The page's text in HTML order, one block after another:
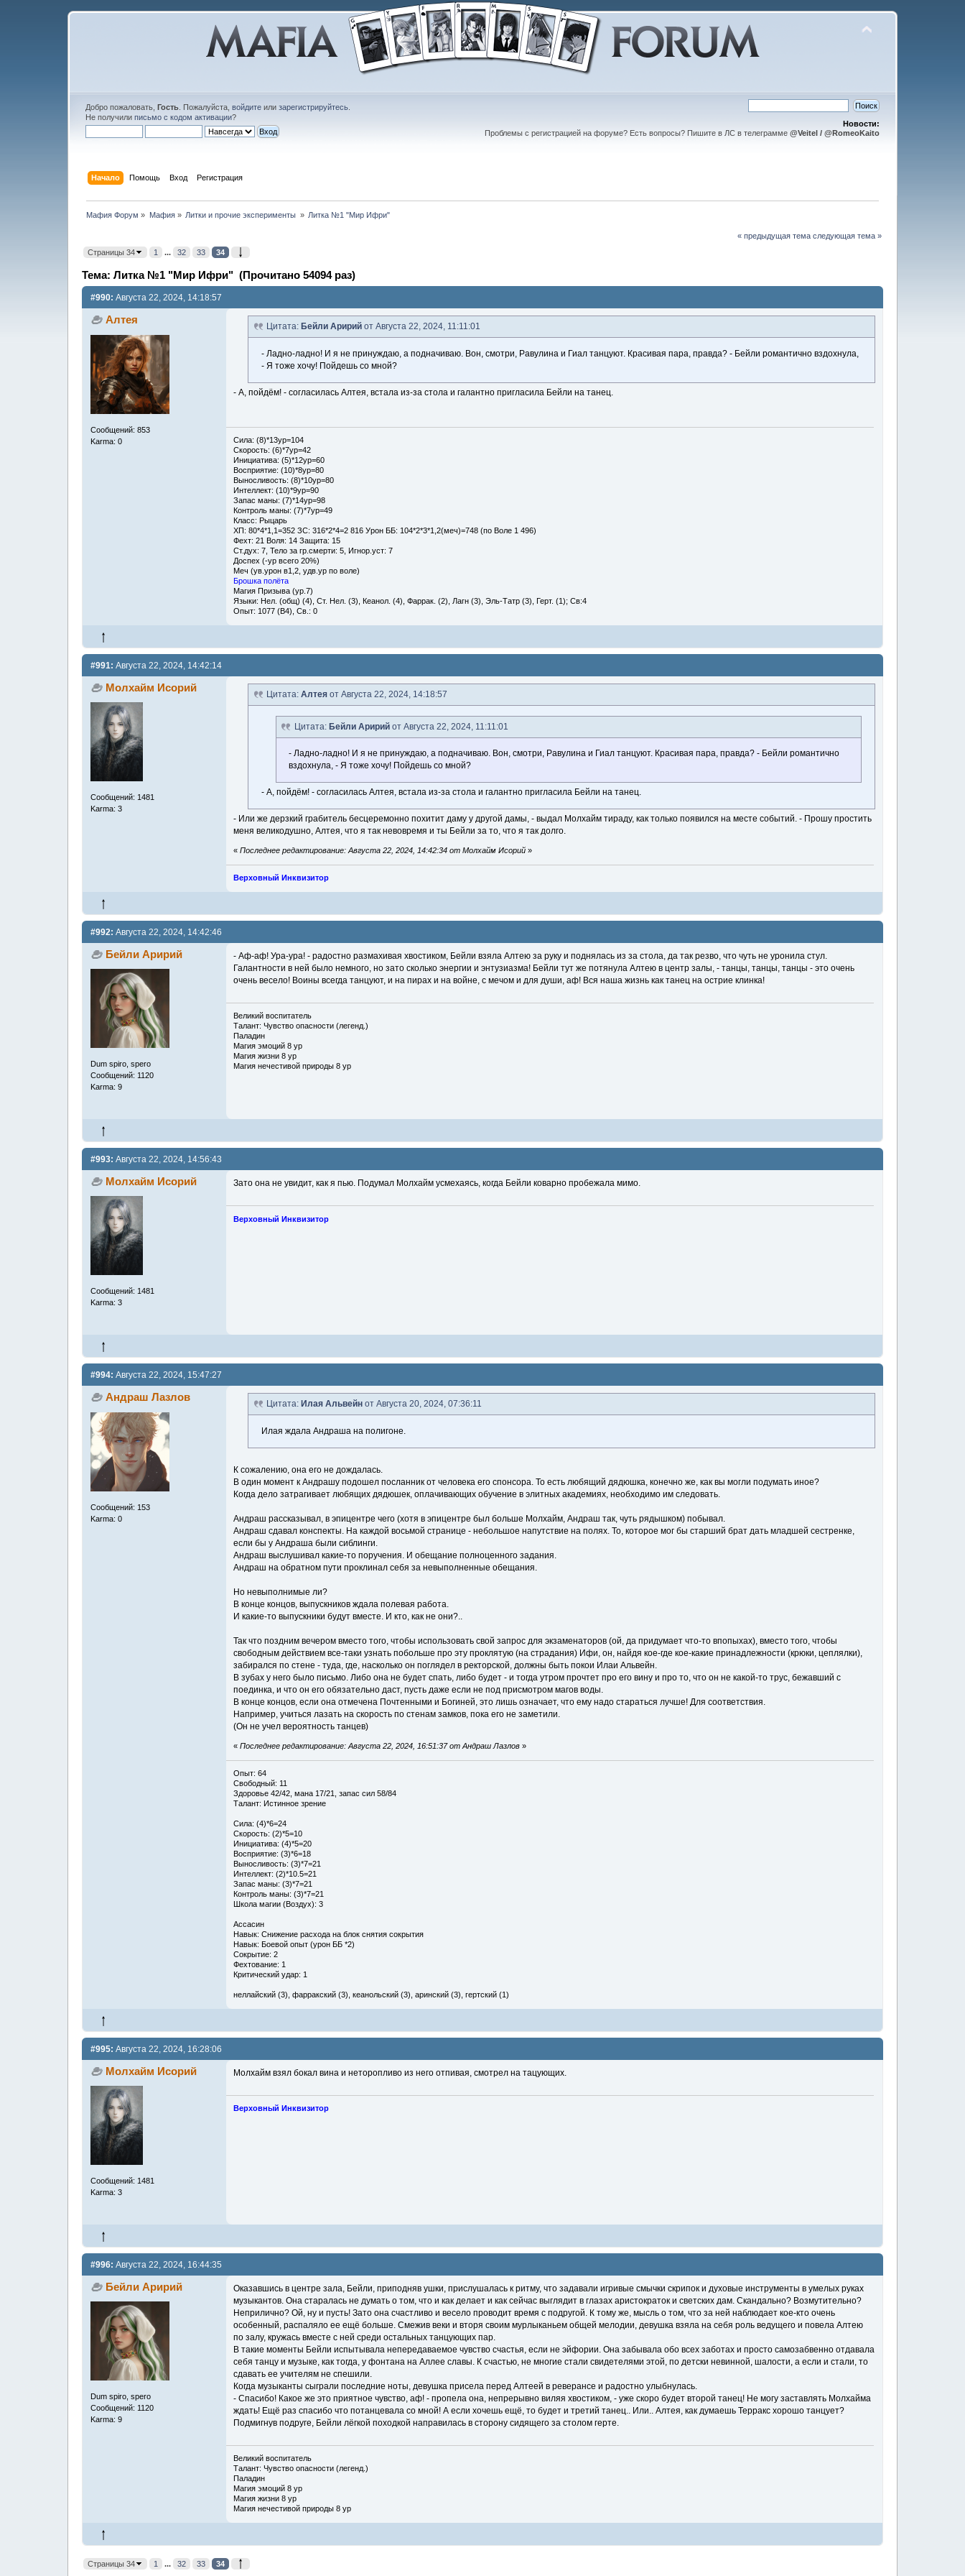
Добро пожаловать,Гость . Пожалуйста,войдите илизарегистрируйтесь
Не получилиписьмо с кодом активации?
Новости:
Проблемы с регистрацией на форуме? Есть вопросы? Пишите в ЛС в телеграмме @Veitel / @RomeoKaito
Начало Помощь Вход Регистрация
Мафия Форум » Мафия» Литки и прочие эксперименты » Литка №1 "Мир Ифри"
« предыдущая тема следующая тема »
Страницы 34
1 ... 32 33 34
Тема: Литка №1 "Мир Ифри" (Прочитано 54094 раз)
#990: Августа 22, 2024, 14:18:57
Алтея
Сообщений: 853
Karma: 0
Цитата: Бейли Аририй от Августа 22, 2024, 11:11:01
- Ладно-ладно! И я не принуждаю, а подначиваю. Вон, смотри, Равулина и Гиал танцуют. Красивая пара, правда? - Бейли романтично вздохнула,
- Я тоже хочу! Пойдешь со мной?
- А, пойдём! - согласилась Алтея, встала из-за стола и галантно пригласила Бейли на танец.
Сила: (8)*13ур=104
Скорость: (6)*7ур=42
Инициатива: (5)*12ур=60
Восприятие: (10)*8ур=80
Выносливость: (8)*10ур=80
Интеллект: (10)*9ур=90
Запас маны: (7)*14ур=98
Контроль маны: (7)*7ур=49
Класс: Рыцарь
ХП: 80*4*1,1=352 ЗС: 316*2*4=2 816 Урон ББ: 104*2*3*1,2(меч)=748 (по Воле 1 496)
Фехт: 21 Воля: 14 Защита: 15
Ст.дух: 7, Тело за гр.смерти: 5, Игнор.уст: 7
Доспех (-ур всего 20%)
Меч (ув.урон в1,2, удв.ур по воле)
Брошка полёта
Магия Призыва (ур.7)
Языки: Нел. (общ) (4), Ст. Нел. (3), Кеанол. (4), Фаррак. (2), Лагн (3), Эль-Татр (3), Герт. (1); Св:4
Опыт: 1077 (В4), Св.: 0
#991: Августа 22, 2024, 14:42:14
Молхайм Исорий
Сообщений: 1481
Karma: 3
Цитата:Алтея от Августа 22, 2024, 14:18:57
Цитата: Бейли Аририйот Августа 22, 2024, 11:11:01
- Ладно-ладно! И я не принуждаю, а подначиваю. Вон, смотри, Равулина и Гиал танцуют. Красивая пара, правда? - Бейли романтично
вздохнула, - Я тоже хочу! Пойдешь со мной?
- А, пойдём! - согласилась Алтея, встала из-за стола и галантно пригласила Бейли на танец.
- Или же дерзкий грабитель бесцеремонно похитит даму у другой дамы, - выдал Молхайм тираду, как только появился на месте событий. - Прошу простить
меня великодушно, Алтея, что я так невовремя и ты Бейли за то, что я так долго.
«Последнее редактирование: Августа 22, 2024, 14:42:34 от Молхайм Исорий »
Верховный Инквизитор
#992: Августа 22, 2024, 14:42:46
Бейли Аририй
Dum spiro, spero
Сообщений: 1120
Karma: 9
- Аф-аф! Ура-ура! - радостно размахивая хвостиком, Бейли взяла Алтею за руку и поднялась из за стола, да так резво, что чуть не уронила стул.
Галантности в ней было немного, но зато сколько энергии и энтузиазма! Бейли тут же потянула Алтею в центр залы, - танцы, танцы, танцы - это очень
очень весело! Воины всегда танцуют, и на пирах и на войне, с мечом и для души, аф! Вся наша жизнь как танец на острие клинка!
Великий воспитатель
Талант: Чувство опасности (легенд.)
Паладин
Магия эмоций 8 ур
Магия жизни 8 ур
Магия нечестивой природы 8 ур
#993: Августа 22, 2024, 14:56:43
Молхайм Исорий
Сообщений: 1481
Karma: 3
Зато она не увидит, как я пью. Подумал Молхайм усмехаясь, когда Бейли коварно пробежала мимо.
Верховный Инквизитор
#994: Августа 22, 2024, 15:47:27
Андраш Лазлов
Сообщений: 153
Karma: 0
Цитата: Илая Альвейн от Августа 20, 2024, 07:36:11
Илая ждала Андраша на полигоне.
К сожалению, она его не дождалась.
В один момент к Андрашу подошел посланник от человека его спонсора. То есть любящий дядюшка, конечно же, как вы могли подумать иное?
Когда дело затрагивает любящих дядюшек, оплачивающих обучение в элитных академиях, необходимо им следовать.
Андраш рассказывал, в эпицентре чего (хотя в эпицентре был больше Молхайм, Андраш так, чуть рядышком) побывал.
Андраш сдавал конспекты. На каждой восьмой странице - небольшое напутствие на полях. То, которое мог бы старший брат дать младшей сестренке,
если бы у Андраша были сиблинги.
Андраш выслушивал какие-то поручения. И обещание полноценного задания.
Андраш на обратном пути проклинал себя за невыполненные обещания.
Но невыполнимые ли?
В конце концов, выпускников ждала полевая работа.
И какие-то выпускники будут вместе. И кто, как не они?..
Так что поздним вечером вместо того, чтобы использовать свой запрос для экзаменаторов (ой, да придумает что-то впопыхах), вместо того, чтобы
свободным действием все-таки узнать побольше про эту проклятую (на страдания) Ифи, он, найдя кое-где кое-какие принадлежности (крюки, цеплялки),
забирался по стене - туда, где, насколько он поглядел в ректорской, должны быть покои Илаи Альвейн.
В зубах у него было письмо. Либо она не будет спать, либо будет - и тогда утром прочтет про его вину и про то, что он не какой-то трус, бежавший с
поединка, и что он его обязательно даст, пусть даже если не под присмотром магов воды.
В конце концов, если она отмечена Почтенными и Богиней, это лишь означает, что ему надо стараться лучше! Для соответствия.
Например, учиться лазать на скорость по стенам замков, пока его не заметили.
(Он не учел вероятность танцев)
«Последнее редактирование: Августа 22, 2024, 16:51:37 от Андраш Лазлов »
Опыт: 64
Свободный: 11
Здоровье 42/42, мана 17/21, запас сил 58/84
Талант: Истинное зрение
Сила: (4)*6=24
Скорость: (2)*5=10
Инициатива: (4)*5=20
Восприятие: (3)*6=18
Выносливость: (3)*7=21
Интеллект: (2)*10.5=21
Запас маны: (3)*7=21
Контроль маны: (3)*7=21
Школа магии (Воздух): 3
Ассасин
Навык: Снижение расхода на блок снятия сокрытия
Навык: Боевой опыт (урон ББ *2)
Сокрытие: 2
Фехтование: 1
Критический удар: 1
неллайский (3), фарракский (3), кеанольский (3), аринский (3), гертский (1)
#995: Августа 22, 2024, 16:28:06
Молхайм Исорий
Сообщений: 1481
Karma: 3
Молхайм взял бокал вина и неторопливо из него отпивая, смотрел на тацующих.
Верховный Инквизитор
#996: Августа 22, 2024, 16:44:35
Бейли Аририй
Dum spiro, spero
Сообщений: 1120
Karma: 9
Оказавшись в центре зала, Бейли, приподняв ушки, прислушалась к ритму, что задавали игривые смычки скрипок и духовые инструменты в умелых руках
музыкантов. Она старалась не думать о том, что и как делает и как сейчас выглядит в глазах аристократок и светских дам. Скандально? Возмутительно?
Неприлично? Ой, ну и пусть! Зато она счастливо и весело проводит время с подругой. К тому же, мысль о том, что за ней наблюдает кое-кто очень
особенный, распаляло ее ещё больше. Смежив веки и вторя своим мурлыканьем общей мелодии, девушка взяла на себя роль ведущего и повела Алтею
по залу, кружась вместе с ней среди остальных танцующих пар.
В такие моменты Бейли испытывала непередаваемое чувство счастья, если не эйфории. Она забывала обо всех заботах и просто самозабвенно отдавала
себя танцу и музыке, как тогда, у фонтана на Аллее славы. К счастью, не многие стали свидетелями этой, по детски невинной, шалости, а если и стали, то
сдавать ее учителям не спешили.
Когда музыканты сыграли последние ноты, девушка присела перед Алтеей в реверансе и радостно улыбнулась.
- Спасибо! Какое же это приятное чувство, аф! - пропела она, непрерывно виляя хвостиком, - уже скоро будет второй танец! Не могу заставлять Молхайма
ждать! Ещё раз спасибо что потанцевала со мной! А если хочешь ещё, то будет и третий танец.. Или.. Алтея, как думаешь Терракс хорошо танцует?
Подмигнув подруге, Бейли лёгкой походкой направилась в сторону сидящего за столом герте.
Великий воспитатель
Талант: Чувство опасности (легенд.)
Паладин
Магия эмоций 8 ур
Магия жизни 8 ур
Магия нечестивой природы 8 ур
Страницы 34 1 ... 32 33
34